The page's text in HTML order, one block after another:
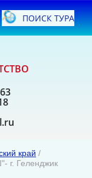
ПОИСК ТУРА
край /
г. Геленджик